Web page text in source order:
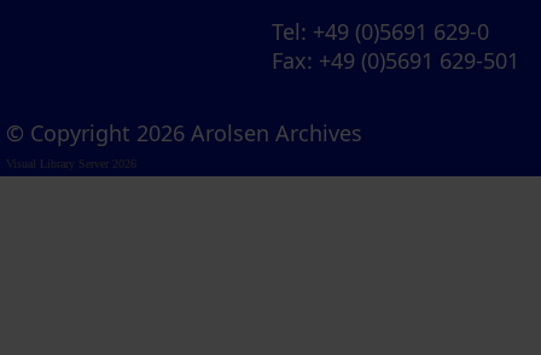
Tel: +49 (0)5691 629-0
Fax: +49 (0)5691 629-501
© Copyright 2026 Arolsen Archives
Visual Library Server 2026